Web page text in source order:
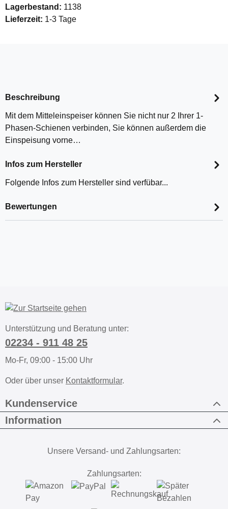
Lagerbestand: 1138
Lieferzeit: 1-3 Tage
Beschreibung
Mit dem Mitteleinspeiser können Sie nicht nur 2 Ihrer 1-
Phasen-Schienen verbinden, Sie können außerdem die
Einspeisung vorne…
Infos zum Hersteller
Folgende Infos zum Hersteller sind verfübar...
Bewertungen
Unterstützung und Beratung unter:
02234 - 911 48 25
Mo-Fr, 09:00 - 15:00 Uhr
Oder über unser Kontaktformular.
Kundenservice
Information
Unsere Versand- und Zahlungsarten:
Zahlungsarten: